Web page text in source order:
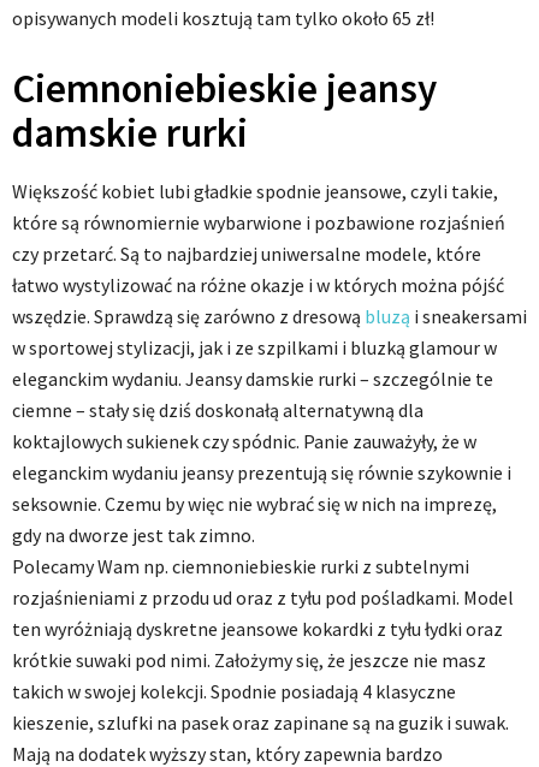
opisywanych modeli kosztują tam tylko około 65 zł!
Ciemnoniebieskie jeansy
damskie rurki
Większość kobiet lubi gładkie spodnie jeansowe, czyli takie,
które są równomiernie wybarwione i pozbawione rozjaśnień
czy przetarć. Są to najbardziej uniwersalne modele, które
łatwo wystylizować na różne okazje i w których można pójść
wszędzie. Sprawdzą się zarówno z dresową bluzą i sneakersami
w sportowej stylizacji, jak i ze szpilkami i bluzką glamour w
eleganckim wydaniu. Jeansy damskie rurki – szczególnie te
ciemne – stały się dziś doskonałą alternatywną dla
koktajlowych sukienek czy spódnic. Panie zauważyły, że w
eleganckim wydaniu jeansy prezentują się równie szykownie i
seksownie. Czemu by więc nie wybrać się w nich na imprezę,
gdy na dworze jest tak zimno.
Polecamy Wam np. ciemnoniebieskie rurki z subtelnymi
rozjaśnieniami z przodu ud oraz z tyłu pod pośladkami. Model
ten wyróżniają dyskretne jeansowe kokardki z tyłu łydki oraz
krótkie suwaki pod nimi. Założymy się, że jeszcze nie masz
takich w swojej kolekcji. Spodnie posiadają 4 klasyczne
kieszenie, szlufki na pasek oraz zapinane są na guzik i suwak.
Mają na dodatek wyższy stan, który zapewnia bardzo